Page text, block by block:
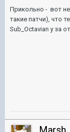
Прикольно - вот
такие патчи), что
Sub_Octavian у за